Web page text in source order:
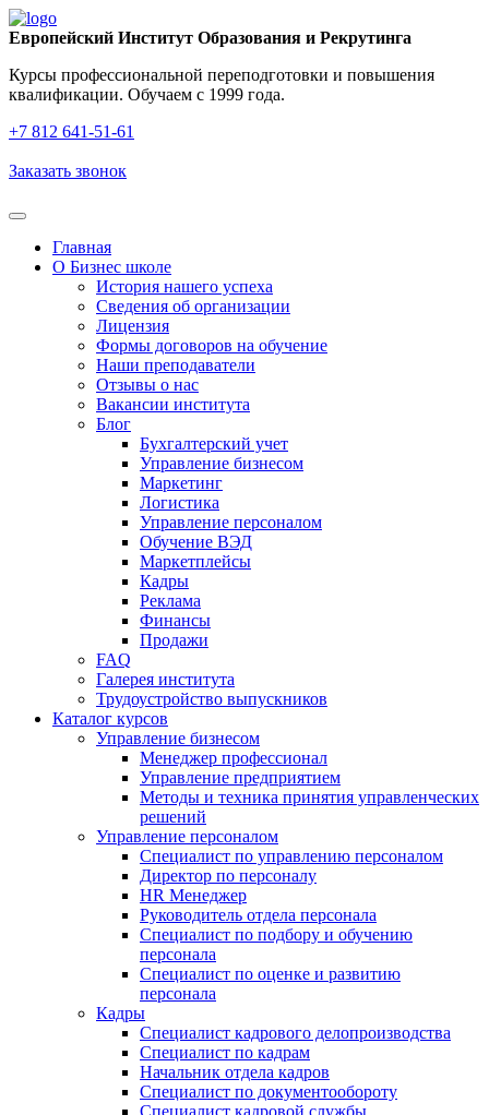
Европейский Институт Образования и Рекрутинга
Курсы профессиональной переподготовки и повышения
квалификации. Обучаем с 1999 года.
+7 812 641‑51‑61
Заказать звонок
Главная
О Бизнес школе
История нашего успеха
Cведения об организации
Лицензия
Формы договоров на обучение
Наши преподаватели
Отзывы о нас
Вакансии института
Блог
Бухгалтерский учет
Управление бизнесом
Маркетинг
Логистика
Управление персоналом
Обучение ВЭД
Маркетплейсы
Кадры
Реклама
Финансы
Продажи
FAQ
Галерея института
Трудоустройство выпускников
Каталог курсов
Управление бизнесом
Менеджер профессионал
Управление предприятием
Методы и техника принятия управленческих
решений
Управление персоналом
Специалист по управлению персоналом
Директор по персоналу
HR Менеджер
Руководитель отдела персонала
Специалист по подбору и обучению
персонала
Специалист по оценке и развитию
персонала
Кадры
Специалист кадрового делопроизводства
Специалист по кадрам
Начальник отдела кадров
Специалист по документообороту
Специалист кадровой службы